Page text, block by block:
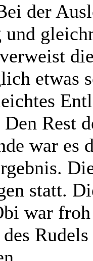
der
und
etwas
Rest
war es
statt.
war